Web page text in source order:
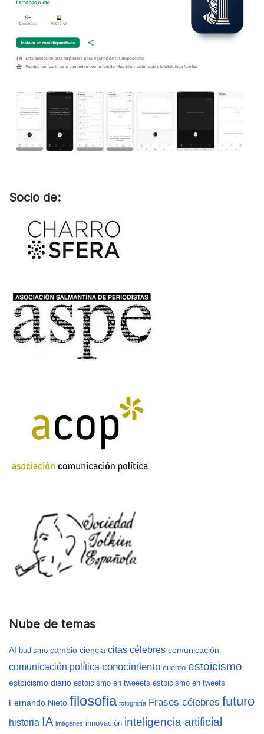
Socio de:
Nube de temas
AI budismo cambio ciencia citas célebres comunicación
comunicación política conocimiento cuento estoicismo
estoicismo diario estoicismo en tweeets estoicismo en tweets
Fernando Nieto filosofia fotografía Frases célebres futuro
historia IA imágenes innovación inteligencia artificial